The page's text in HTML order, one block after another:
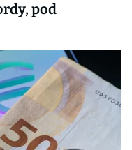
pod